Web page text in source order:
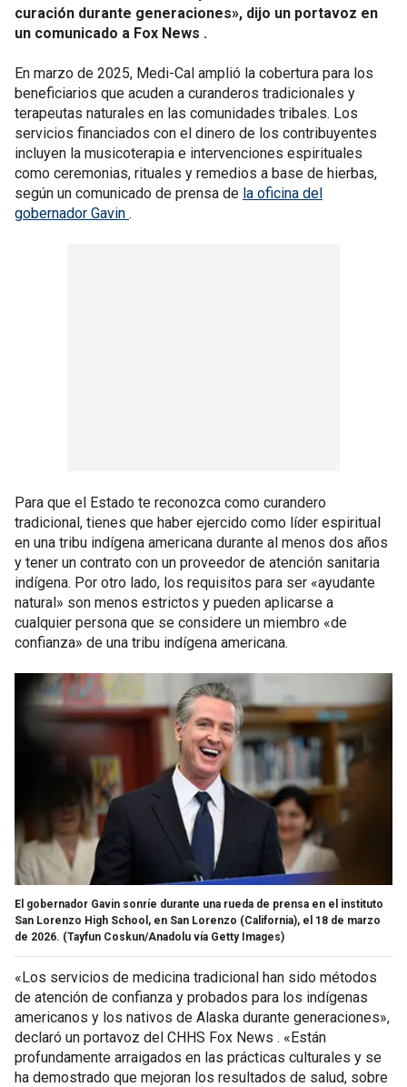
curación durante generaciones», dijo un portavoz en
un comunicado a Fox News .
En marzo de 2025, Medi-Cal amplió la cobertura para los
beneficiarios que acuden a curanderos tradicionales y
terapeutas naturales en las comunidades tribales. Los
servicios financiados con el dinero de los contribuyentes
incluyen la musicoterapia e intervenciones espirituales
como ceremonias, rituales y remedios a base de hierbas,
según un comunicado de prensa de la oficina del
gobernador Gavin .
Para que el Estado te reconozca como curandero
tradicional, tienes que haber ejercido como líder espiritual
en una tribu indígena americana durante al menos dos años
y tener un contrato con un proveedor de atención sanitaria
indígena. Por otro lado, los requisitos para ser «ayudante
natural» son menos estrictos y pueden aplicarse a
cualquier persona que se considere un miembro «de
confianza» de una tribu indígena americana.
El gobernador Gavin sonríe durante una rueda de prensa en el instituto
San Lorenzo High School, en San Lorenzo (California), el 18 de marzo
de 2026. (Tayfun Coskun/Anadolu vía Getty Images)
«Los servicios de medicina tradicional han sido métodos
de atención de confianza y probados para los indígenas
americanos y los nativos de Alaska durante generaciones»,
declaró un portavoz del CHHS Fox News . «Están
profundamente arraigados en las prácticas culturales y se
ha demostrado que mejoran los resultados de salud, sobre